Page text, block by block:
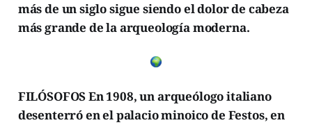
más de un siglo sigue siendo el dolor de cabeza
más grande de la arqueología moderna.
FILÓSOFOS En 1908, un arqueólogo italiano
desenterró en el palacio minoico de Festos, en